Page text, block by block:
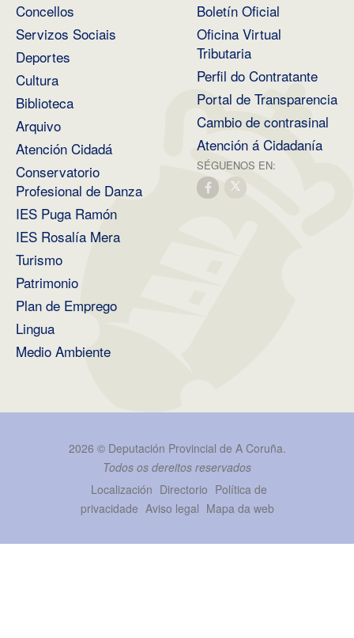
Concellos
Servizos Sociais
Deportes
Cultura
Biblioteca
Arquivo
Atención Cidadá
Conservatorio
Profesional de Danza
IES Puga Ramón
IES Rosalía Mera
Turismo
Patrimonio
Plan de Emprego
Lingua
Medio Ambiente
Boletín Oficial
Oficina Virtual
Tributaria
Perfil do Contratante
Portal de Transparencia
Cambio de contrasinal
Atención á Cidadanía
SÉGUENOS EN:
2026 © Deputación Provincial de A Coruña.
Todos os dereitos reservados
Localización Directorio Política de
privacidade Aviso legal Mapa da web